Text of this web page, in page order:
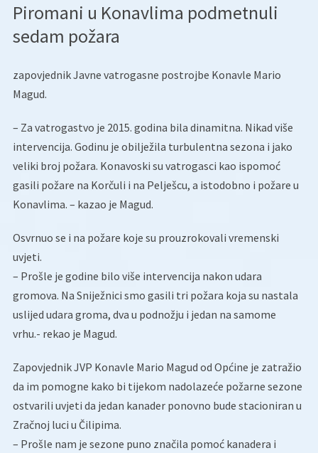
Piromani u Konavlima podmetnuli
sedam požara
zapovjednik Javne vatrogasne postrojbe Konavle Mario
Magud.
– Za vatrogastvo je 2015. godina bila dinamitna. Nikad više
intervencija. Godinu je obilježila turbulentna sezona i jako
veliki broj požara. Konavoski su vatrogasci kao ispomoć
gasili požare na Korčuli i na Pelješcu, a istodobno i požare u
Konavlima. – kazao je Magud.
Osvrnuo se i na požare koje su prouzrokovali vremenski
uvjeti.
– Prošle je godine bilo više intervencija nakon udara
gromova. Na Sniježnici smo gasili tri požara koja su nastala
uslijed udara groma, dva u podnožju i jedan na samome
vrhu.- rekao je Magud.
Zapovjednik JVP Konavle Mario Magud od Općine je zatražio
da im pomogne kako bi tijekom nadolazeće požarne sezone
ostvarili uvjeti da jedan kanader ponovno bude stacioniran u
Zračnoj luci u Čilipima.
– Prošle nam je sezone puno značila pomoć kanadera i